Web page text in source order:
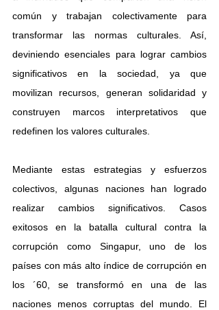
común y trabajan colectivamente para
transformar las normas culturales. Así,
deviniendo esenciales para lograr cambios
significativos en la sociedad, ya que
movilizan recursos, generan solidaridad y
construyen marcos interpretativos que
redefinen los valores culturales.
Mediante estas estrategias y esfuerzos
colectivos, algunas naciones han logrado
realizar cambios significativos. Casos
exitosos en la batalla cultural contra la
corrupción como Singapur, uno de los
países con más alto índice de corrupción en
los ´60, se transformó en una de las
naciones menos corruptas del mundo. El